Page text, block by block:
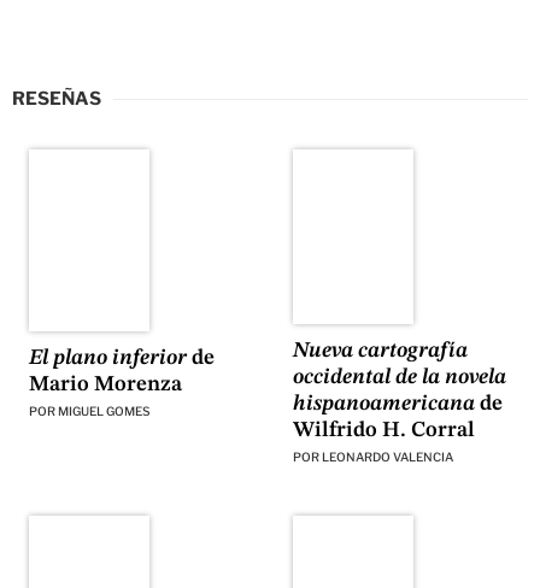
RESEÑAS
El plano inferiorde
Mario Morenza
POR MIGUEL GOMES
Nueva cartografía
occidental de la novela
hispanoamericanade
Wilfrido H. Corral
POR LEONARDO VALENCIA